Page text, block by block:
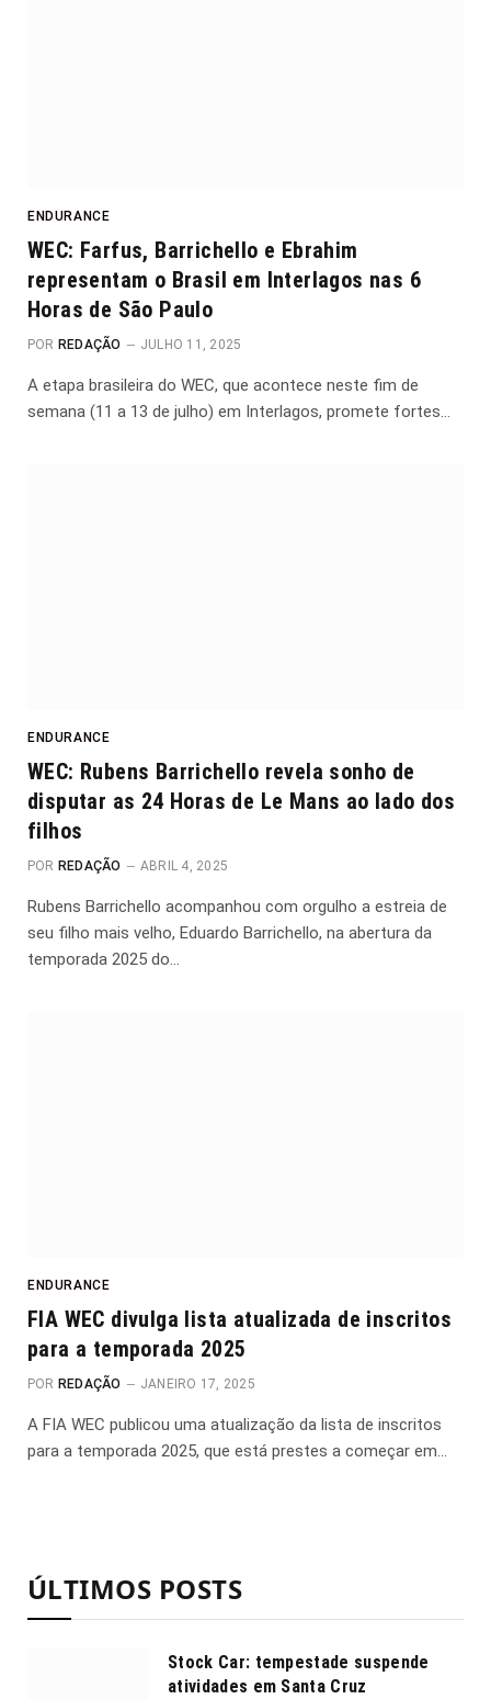
ENDURANCE
WEC: Farfus, Barrichello e Ebrahim
representam o Brasil em Interlagos nas 6
Horas de São Paulo
POR REDAÇÃO JULHO 11, 2025
A etapa brasileira do WEC, que acontece neste fim de
semana (11 a 13 de julho) em Interlagos, promete fortes…
ENDURANCE
WEC: Rubens Barrichello revela sonho de
disputar as 24 Horas de Le Mans ao lado dos
filhos
POR REDAÇÃO ABRIL 4, 2025
Rubens Barrichello acompanhou com orgulho a estreia de
seu filho mais velho, Eduardo Barrichello, na abertura da
temporada 2025 do…
ENDURANCE
FIA WEC divulga lista atualizada de inscritos
para a temporada 2025
POR REDAÇÃO JANEIRO 17, 2025
A FIA WEC publicou uma atualização da lista de inscritos
para a temporada 2025, que está prestes a começar em…
ÚLTIMOS POSTS
Stock Car: tempestade suspende
atividades em Santa Cruz